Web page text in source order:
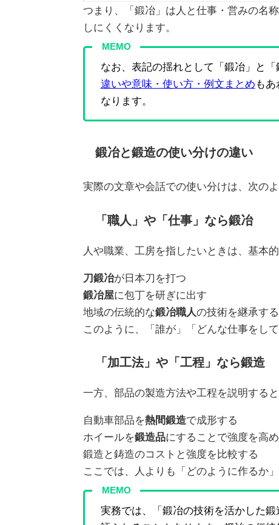
つまり、「鍛冶」は人と仕事・営みの名
しにくくなります。
MEMO
なお、表記の揺れとして「鍛冶」と「
違いや意味・使い方・例文まとめ も
なります。
鍛冶と鍛造の使い分けの違い
実際の文章や会話での使い分けは、次の
「職人」や「仕事」なら鍛冶
人や職業、工房を指したいときは、基本
刀鍛冶が日本刀を打つ
鍛冶屋に包丁を研ぎに出す
地域の伝統的な鍛冶職人 の技術を継承する
このように、「誰が」「どんな仕事をし
「加工法」や「工程」なら鍛造
一方、部品の製造方法や工程を説明する
自動車部品を熱間鍛造で成形する
ホイールを鍛造品にすることで強度を高
鍛造と鋳造のコストと強度を比較する
ここでは、人よりも「どのように作るか
MEMO
実務では、「鍛冶の技術を活かした